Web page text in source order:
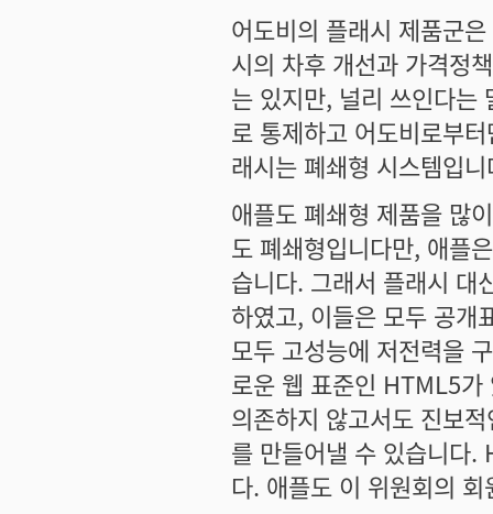
어도비의 플래시 제품군
시의 차후 개선과 가격정
는 있지만, 널리 쓰인다는
로 통제하고 어도비로부
래시는 폐쇄형 시스템입
애플도 폐쇄형 제품을 많
도 폐쇄형입니다만, 애플
습니다. 그래서 플래시 대
하였고, 이들은 모두 공개
모두 고성능에 저전력을
로운 웹 표준인 HTML5가
의존하지 않고서도 진보
를 만들어낼 수 있습니다.
다. 애플도 이 위원회의